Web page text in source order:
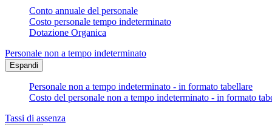
Conto annuale del personale
Costo personale tempo indeterminato
Dotazione Organica
Personale non a tempo indeterminato
Espandi
Personale non a tempo indeterminato - in formato tabellare
Costo del personale non a tempo indeterminato - in formato
Tassi di assenza